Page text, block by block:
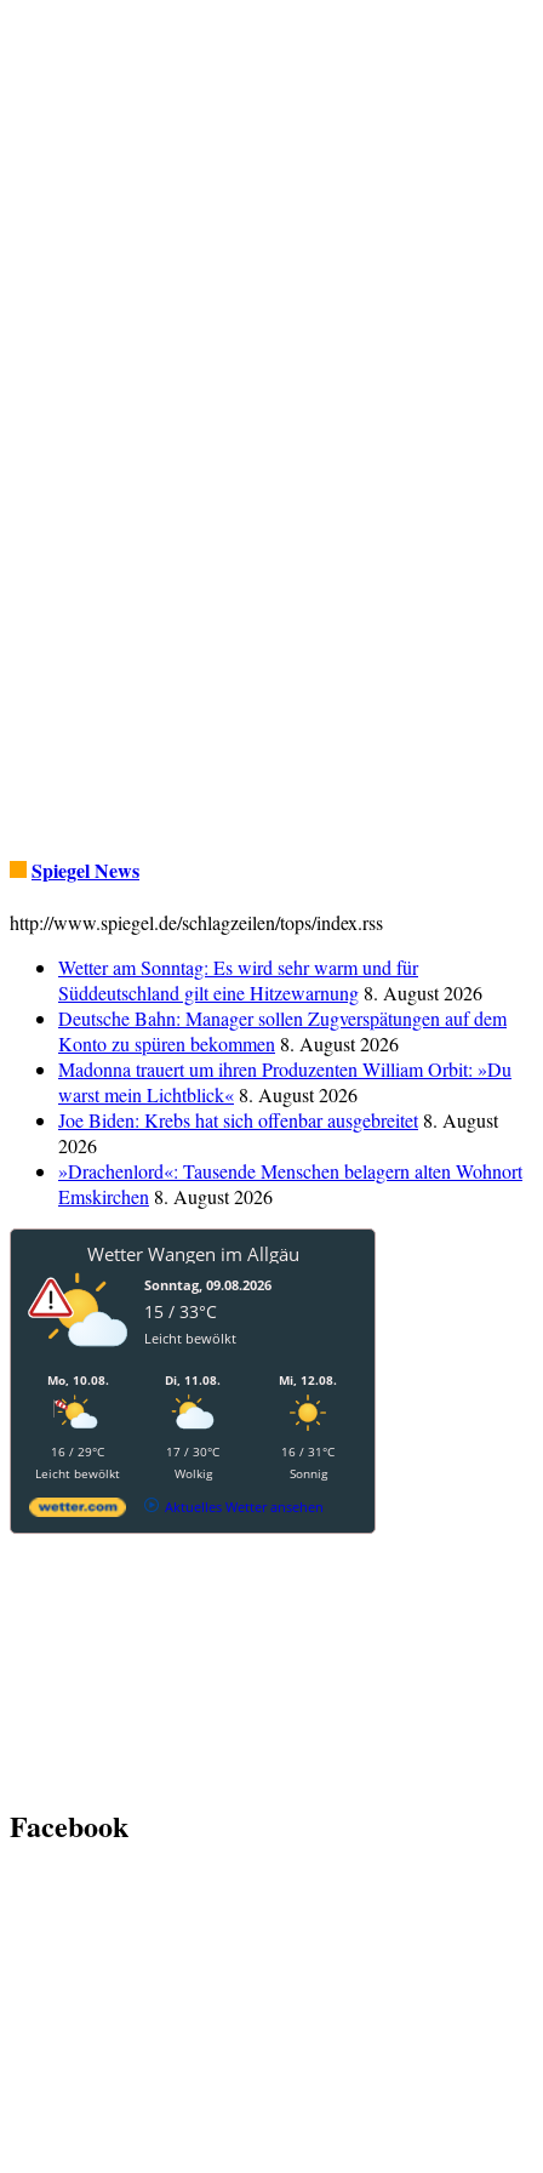
Spiegel News
http://www.spiegel.de/schlagzeilen/tops/index.rss
Wetter am Sonntag: Es wird sehr warm und für
Süddeutschland gilt eine Hitzewarnung 8. August 2026
Deutsche Bahn: Manager sollen Zugverspätungen auf dem
Konto zu spüren bekommen 8. August 2026
Madonna trauert um ihren Produzenten William Orbit: »Du
warst mein Lichtblick« 8. August 2026
Joe Biden: Krebs hat sich offenbar ausgebreitet 8. August
2026
»Drachenlord«: Tausende Menschen belagern alten Wohnort
Emskirchen 8. August 2026
Wetter Wangen im Allgäu
Sonntag, 09.08.2026
15 / 33°C
Leicht bewölkt
Mo, 10.08.
16 / 29°C
Leicht bewölkt
Di, 11.08.
17 / 30°C
Wolkig
Mi, 12.08.
16 / 31°C
Sonnig
Aktuelles Wetter ansehen
Facebook